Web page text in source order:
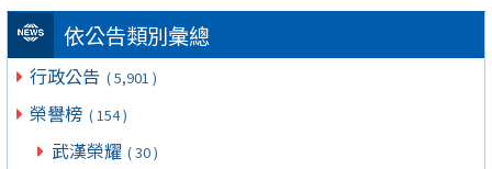
依公告類別彙總
行政公告 ( 5,901 )
榮譽榜 ( 154 )
武漢榮耀 ( 30 )